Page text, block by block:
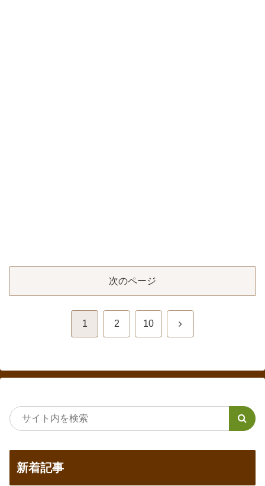
次のページ
1 2 10 次
新着記事